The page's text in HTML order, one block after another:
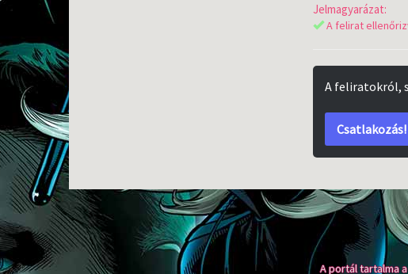
Jelmagyarázat:
A felirat
A feliratokról,
Csatlakozás!
A portál tartalma